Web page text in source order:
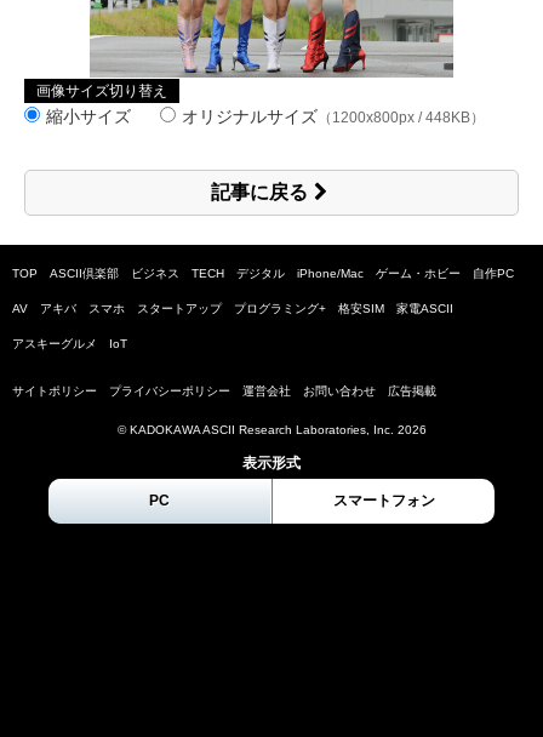
画像サイズ切り替え
縮小サイズ オリジナルサイズ （1200x800px / 448KB）
記事に戻る
TOP ASCII倶楽部 ビジネス TECH デジタル iPhone/Mac ゲーム・ホビー 自作PC
AV アキバ スマホ スタートアップ プログラミング+ 格安SIM 家電ASCII
アスキーグルメ IoT
サイトポリシー プライバシーポリシー 運営会社 お問い合わせ 広告掲載
© KADOKAWA ASCII Research Laboratories, Inc. 2026
表示形式
PC スマートフォン